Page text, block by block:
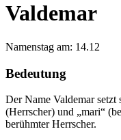
Valdemar
Namenstag am: 14.12
Bedeutung
Der Name Valdemar
(Herrscher) und „mari“
berühmter Herrscher.